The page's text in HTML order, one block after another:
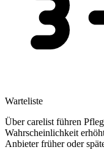
Warteliste
Über carelist führen
Wahrscheinlichkeit
Anbieter früher oder